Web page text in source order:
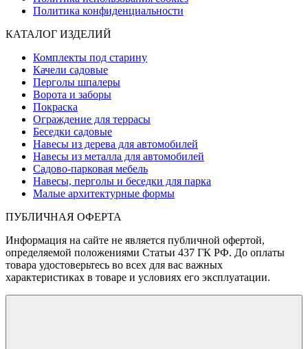
Политика конфиденциальности
КАТАЛОГ ИЗДЕЛИЙ
Комплекты под старину
Качели садовые
Перголы шпалеры
Ворота и заборы
Покраска
Ограждение для террасы
Беседки садовые
Навесы из дерева для автомобилей
Навесы из металла для автомобилей
Садово-парковая мебель
Навесы, перголы и беседки для парка
Малые архитектурные формы
ПУБЛИЧНАЯ ОФЕРТА
Информация на сайте не является публичной офертой,
определяемой положениями Статьи 437 ГК РФ. До оплаты
товара удостоверьтесь во всех для вас важных
характеристиках в товаре и условиях его эксплуатации.